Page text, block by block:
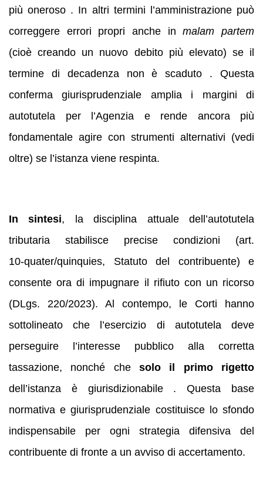
più oneroso . In altri termini l’amministrazione può
correggere errori propri anche inmalam partem
(cioè creando un nuovo debito più elevato) se il
termine di decadenza non è scaduto . Questa
conferma giurisprudenziale amplia i margini di
autotutela per l’Agenzia e rende ancora più
fondamentale agire con strumenti alternativi (vedi
oltre) se l’istanza viene respinta.
In sintesi, la disciplina attuale dell’autotutela
tributaria stabilisce precise condizioni (art.
10‑quater/quinquies, Statuto del contribuente) e
consente ora di impugnare il rifiuto con un ricorso
(DLgs. 220/2023). Al contempo, le Corti hanno
sottolineato che l’esercizio di autotutela deve
perseguire l’interesse pubblico alla corretta
tassazione, nonché che solo il primo rigetto
dell’istanza è giurisdizionabile . Questa base
normativa e giurisprudenziale costituisce lo sfondo
indispensabile per ogni strategia difensiva del
contribuente di fronte a un avviso di accertamento.